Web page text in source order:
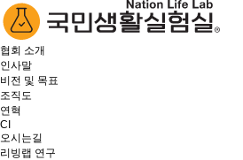
협회 소개
인사말
비전 및 목표
조직도
연혁
CI
오시는길
리빙랩 연구